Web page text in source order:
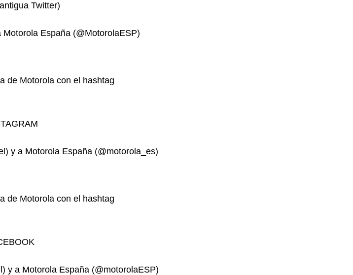
Twitter)
Motorola España (@MotorolaESP)
de Motorola con el hashtag
y a Motorola España (@motorola_es)
de Motorola con el hashtag
y a Motorola España (@motorolaESP)